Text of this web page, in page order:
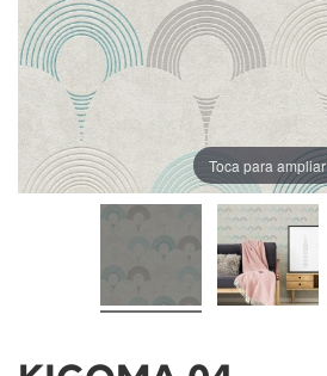
Toca para ampliar